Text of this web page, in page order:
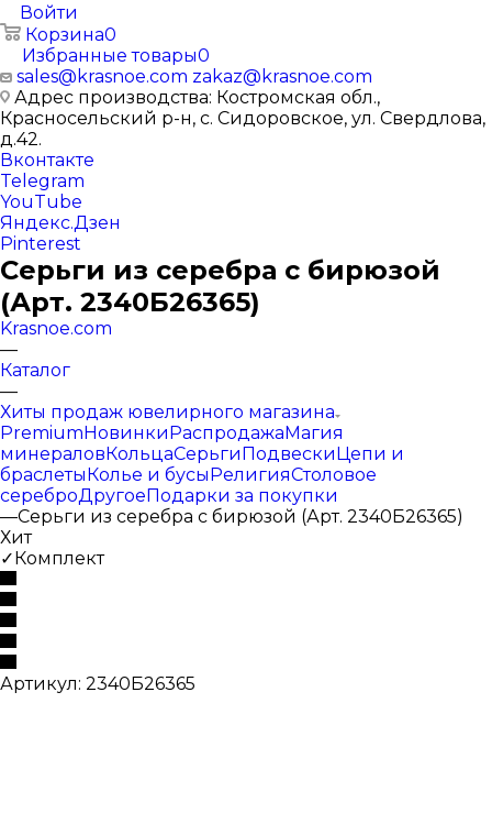
Войти
Корзина0
Избранные товары0
sales@krasnoe.com zakaz@krasnoe.com
Адрес производства: Костромская обл.,
Красносельский р-н, с. Сидоровское, ул. Свердлова,
д.42.
Вконтакте
Telegram
YouTube
Яндекс.Дзен
Pinterest
Серьги из серебра с бирюзой
(Арт. 2340Б26365)
Krasnoe.com
—
Каталог
—
Хиты продаж ювелирного магазина
PremiumНовинкиРаспродажаМагия
минераловКольцаСерьгиПодвескиЦепи и
браслетыКолье и бусыРелигияСтоловое
сереброДругоеПодарки за покупки
—Серьги из серебра с бирюзой (Арт. 2340Б26365)
Хит
✓Комплект
Артикул: 2340Б26365